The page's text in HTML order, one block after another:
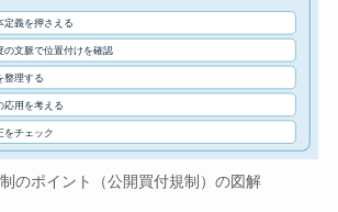
定義を押さえる
の文脈で位置付けを確認
整理する
応用を考える
をチェック
のポイント（公開買付規制）の図解